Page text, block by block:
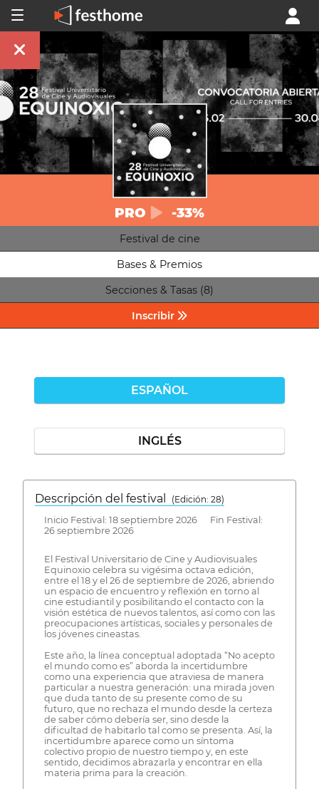
PRO -33%
Festival de cine
Bases & Premios
Secciones & Tasas (8)
Inscribir
ESPAÑOL
INGLÉS
Descripción del festival
( Edición: 28)
Inicio Festival: 18 septiembre 2026 Fin Festival:
26 septiembre 2026
El Festival Universitario de Cine y Audiovisuales
Equinoxio celebra su vigésima octava edición,
entre el 18 y el 26 de septiembre de 2026, abriendo
un espacio de encuentro y reflexión en torno al
cine estudiantil y posibilitando el contacto con la
visión estética de nuevos talentos, así como con las
preocupaciones artísticas, sociales y personales de
los jóvenes cineastas.
Este año, la línea conceptual adoptada “No acepto
el mundo como es” aborda la incertidumbre
como una experiencia que atraviesa de manera
particular a nuestra generación: una mirada joven
que duda tanto de su presente como de su
futuro, que no rechaza el mundo desde la certeza
de saber cómo debería ser, sino desde la
dificultad de habitarlo tal como se presenta. Así, la
incertidumbre aparece como un síntoma
colectivo propio de nuestro tiempo y, en este
sentido, decidimos abrazarla y encontrar en ella
materia prima para la creación.